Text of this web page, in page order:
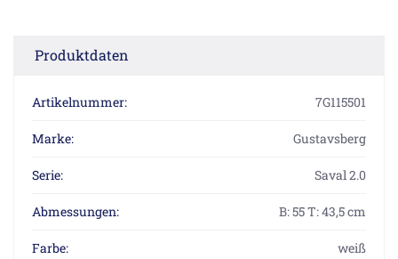
Produktdaten
Artikelnummer: 7G115501
Marke: Gustavsberg
Serie: Saval 2.0
Abmessungen: B: 55 T: 43,5 cm
Farbe: weiß